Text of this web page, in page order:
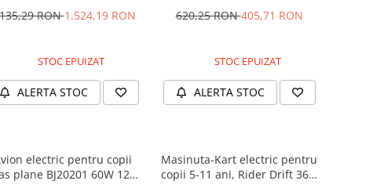
RON1.524,19 RON
STOC EPUIZAT
ALERTA STOC
620,25 RON405,71 RON
STOC EPUIZAT
ALERTA STOC
electric pentru copii
plane BJ20201 60W 12V,
Masinuta-Kart electric pentru
copii 5-11 ani, Rider Drift 360,